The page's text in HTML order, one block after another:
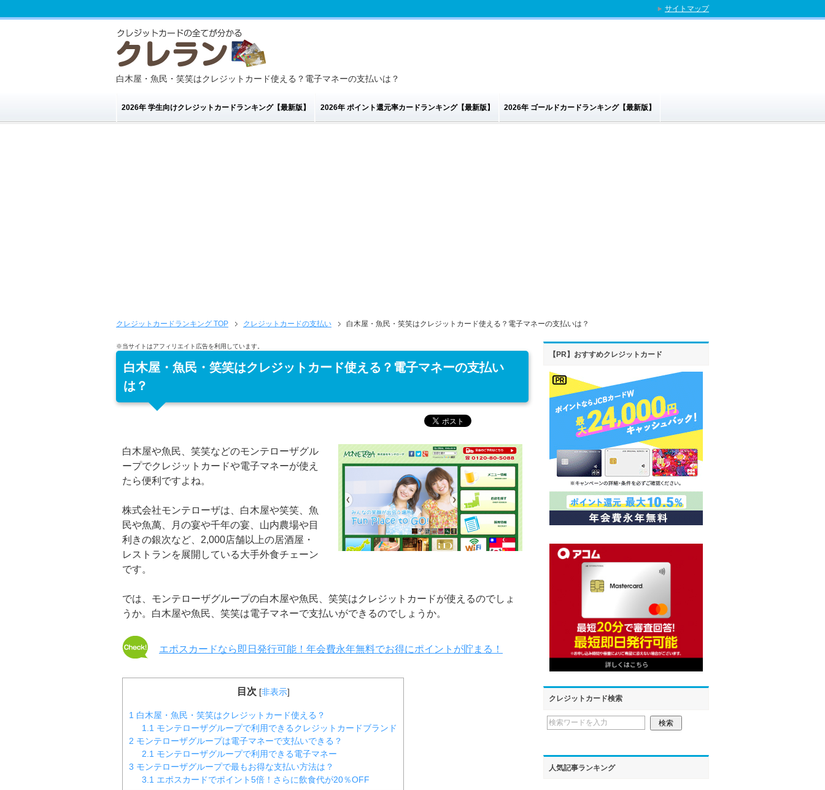
白木屋・魚民・笑笑はクレジットカード使える？電子マネーの支払いは？
2026年 学生向けクレジットカードランキング【最新版】 2026年 ポイント還元率カードランキング【最新版】 2026年 ゴールドカードランキング【最新版】
クレジットカードランキング TOP クレジットカードの支払い 白木屋・魚民・笑笑はクレジットカード使える？電子マネーの支払いは？
※当サイトはアフィリエイト広告を利用しています。
白木屋・魚民・笑笑はクレジットカード使える？電子マネーの支払い
は？
白木屋や魚民、笑笑などのモンテローザグル
ープでクレジットカードや電子マネーが使え
たら便利ですよね。
株式会社モンテローザは、白木屋や笑笑、魚
民や魚萬、月の宴や千年の宴、山内農場や目
利きの銀次など、2,000店舗以上の居酒屋・
レストランを展開している大手外食チェーン
です。
では、モンテローザグループの白木屋や魚民、笑笑はクレジットカードが使えるのでしょ
うか。白木屋や魚民、笑笑は電子マネーで支払いができるのでしょうか。
エポスカードなら即日発行可能！年会費永年無料でお得にポイントが貯まる！
目次 [非表示]
1 白木屋・魚民・笑笑はクレジットカード使える？
1.1 モンテローザグループで利用できるクレジットカードブランド
2 モンテローザグループは電子マネーで支払いできる？
2.1 モンテローザグループで利用できる電子マネー
3 モンテローザグループで最もお得な支払い方法は？
3.1 エポスカードでポイント5倍！さらに飲食代が20％OFF
【PR】おすすめクレジットカード
クレジットカード検索
人気記事ランキング
サイトマップ